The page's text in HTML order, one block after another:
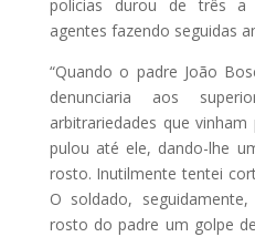
policias durou de três
agentes fazendo seguidas
“Quando o padre João
denunciaria aos
arbitrariedades que
pulou até ele, dando-lhe
rosto. Inutilmente tentei
O soldado,
rosto do padre um golpe